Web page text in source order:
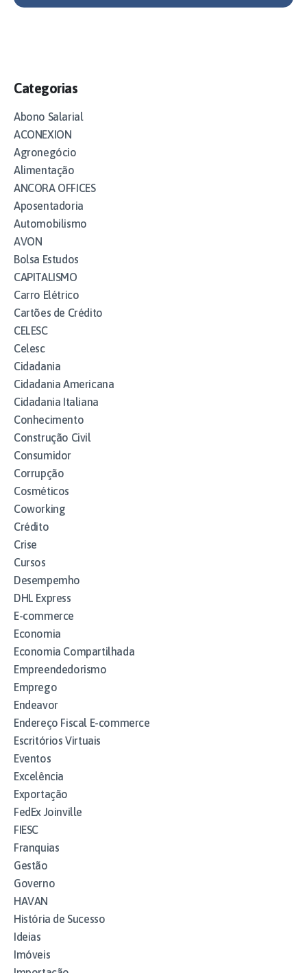
Categorias
Abono Salarial
ACONEXION
Agronegócio
Alimentação
ANCORA OFFICES
Aposentadoria
Automobilismo
AVON
Bolsa Estudos
CAPITALISMO
Carro Elétrico
Cartões de Crédito
CELESC
Celesc
Cidadania
Cidadania Americana
Cidadania Italiana
Conhecimento
Construção Civil
Consumidor
Corrupção
Cosméticos
Coworking
Crédito
Crise
Cursos
Desempemho
DHL Express
E-commerce
Economia
Economia Compartilhada
Empreendedorismo
Emprego
Endeavor
Endereço Fiscal E-commerce
Escritórios Virtuais
Eventos
Excelência
Exportação
FedEx Joinville
FIESC
Franquias
Gestão
Governo
HAVAN
História de Sucesso
Ideias
Imóveis